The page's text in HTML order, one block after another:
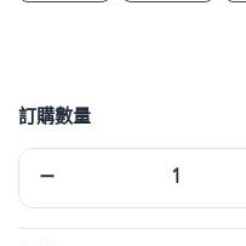
訂購數量
−
上
網